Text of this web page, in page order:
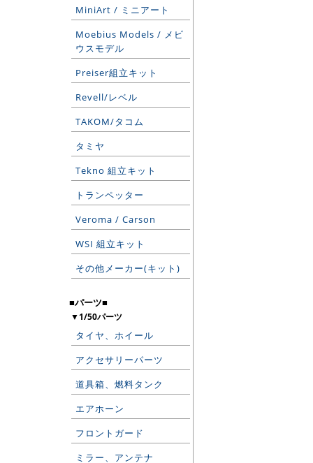
MiniArt / ミニアート
Moebius Models / メビ
ウスモデル
Preiser組立キット
Revell/レベル
TAKOM/タコム
タミヤ
Tekno 組立キット
トランペッター
Veroma / Carson
WSI 組立キット
その他メーカー(キット)
■パーツ■
▼1/50パーツ
タイヤ、ホイール
アクセサリーパーツ
道具箱、燃料タンク
エアホーン
フロントガード
ミラー、アンテナ